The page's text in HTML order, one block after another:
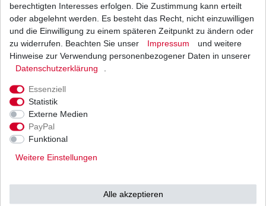
Dauerbeanspruchung und hohen Drehzahlen
einen stabilen Schmierfilm.
Diese Eigenschaft garantiert einen niedrigen
Verschleiß
an Motor und Getriebebauteilen und erfüllt
die strengen Reibwertanforderungen der JASO
und sorgt für beste Kupplungsperformance.
Bedingungen
durch die angepasste Viskositätsklasse
berechtigten Interesses erfolgen. Die Zustimmung kann erteilt
oder abgelehnt werden. Es besteht das Recht, nicht einzuwilligen
und die Einwilligung zu einem späteren Zeitpunkt zu ändern oder
zu widerrufen. Beachten Sie unser
Impressum
und weitere
Hinweise zur Verwendung personenbezogener Daten in unserer
Daten­schutz­erklärung
Essenziell
Statistik
Externe Medien
PayPal
Funktional
Weitere Einstellungen
Alle akzeptieren